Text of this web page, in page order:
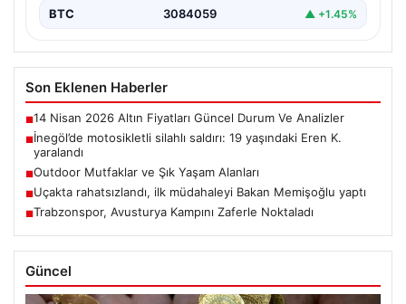
BTC 3084059 ▲ +1.45%
Son Eklenen Haberler
■14 Nisan 2026 Altın Fiyatları Güncel Durum Ve Analizler
■İnegöl’de motosikletli silahlı saldırı: 19 yaşındaki Eren K.
yaralandı
■Outdoor Mutfaklar ve Şık Yaşam Alanları
■Uçakta rahatsızlandı, ilk müdahaleyi Bakan Memişoğlu yaptı
■Trabzonspor, Avusturya Kampını Zaferle Noktaladı
Güncel